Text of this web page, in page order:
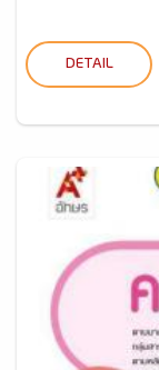
DETAIL